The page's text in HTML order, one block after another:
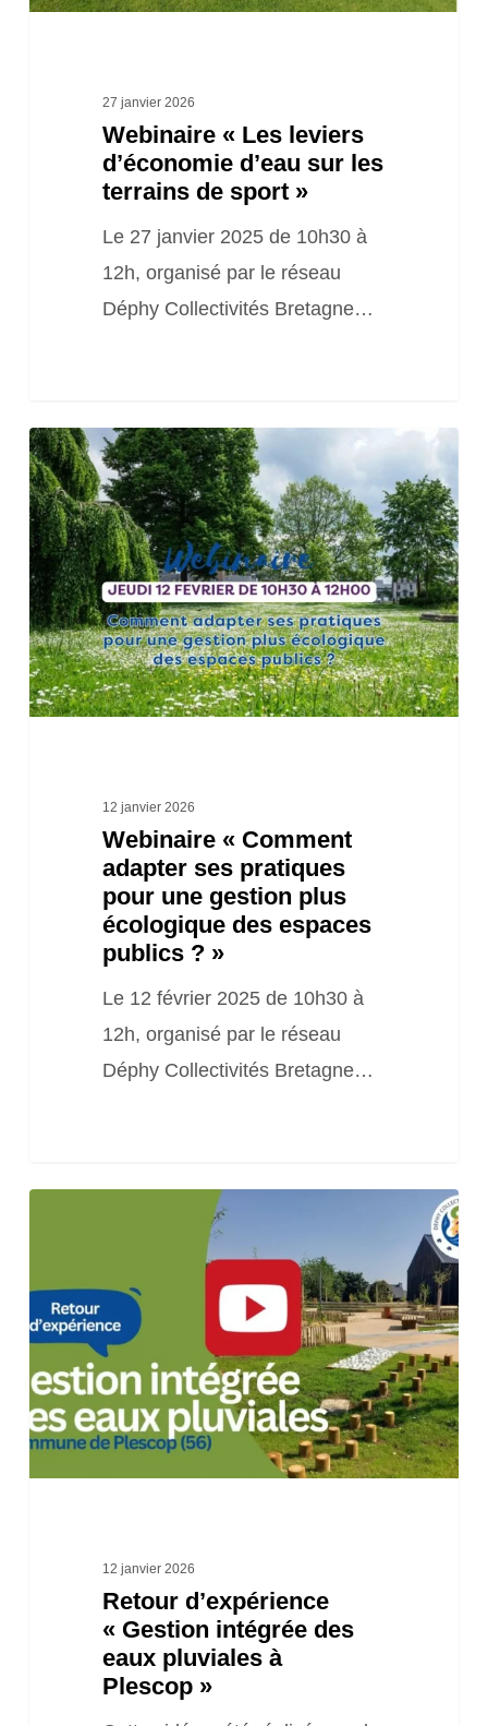
27 janvier 2026
Webinaire « Les leviers
d’économie d’eau sur les
terrains de sport »
Le 27 janvier 2025 de 10h30 à
12h, organisé par le réseau
Déphy Collectivités Bretagne…
Webinaire
« Comment
adapter
ses
pratiques
pour
une
gestion
12 janvier 2026
Webinaire « Comment
adapter ses pratiques
pour une gestion plus
écologique des espaces
publics ? »
Le 12 février 2025 de 10h30 à
12h, organisé par le réseau
Déphy Collectivités Bretagne…
intégrée
des
eaux
pluviales
à
12 janvier 2026
Retour d’expérience
« Gestion intégrée des
eaux pluviales à
Plescop »